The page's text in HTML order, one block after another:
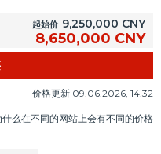
起始价 9,250,000 CNY
8,650,000 CNY
价格更新 09.06.2026, 14.32
什么在不同的网站上会有不同的价格